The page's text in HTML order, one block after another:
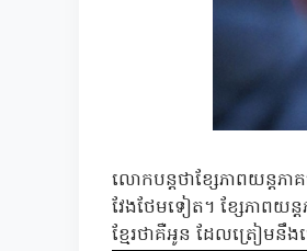
លោកបន្តថាខ្សែភាពយន្តភ
វែងថែមទៀត។ ខ្សែភាពយ
ខ្មែរថាគឺអូន ដែលត្រៀមនឹ